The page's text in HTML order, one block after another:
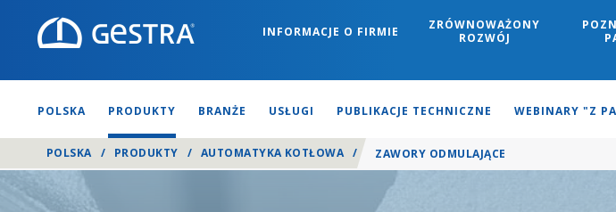
INFORMACJE O FIRMIE
ZRÓWNOWAŻONY
ROZWÓJ
POLSKA PRODUKTY BRANŻE USŁUGI PUBLIKACJE TECHNICZNE WEBINARY "Z
POLSKA / PRODUKTY / AUTOMATYKA KOTŁOWA / ZAWORY ODMULAJĄCE